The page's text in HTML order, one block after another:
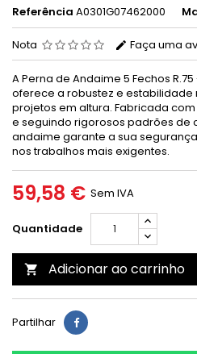
Referência A0301G07462000
Nota Faça uma
A Perna de Andaime 5 Fechos
oferece a robustez e estabilidade
projetos em altura. Fabricada
e seguindo rigorosos padrões de
andaime garante a sua
nos trabalhos mais exigentes.
59,58 € Sem IVA
Quantidade
 Adicionar ao carrinho
Partilhar